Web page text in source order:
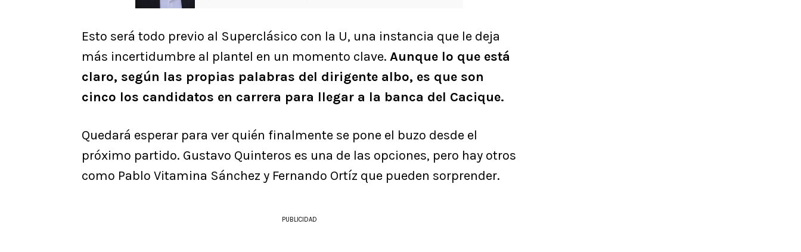
Esto será todo previo al Superclásico con la U, una instancia que le deja
más incertidumbre al plantel en un momento clave. Aunque lo que está
claro, según las propias palabras del dirigente albo, es que son
cinco los candidatos en carrera para llegar a la banca del Cacique.
Quedará esperar para ver quién finalmente se pone el buzo desde el
próximo partido. Gustavo Quinteros es una de las opciones, pero hay otros
como Pablo Vitamina Sánchez y Fernando Ortíz que pueden sorprender.
PUBLICIDAD